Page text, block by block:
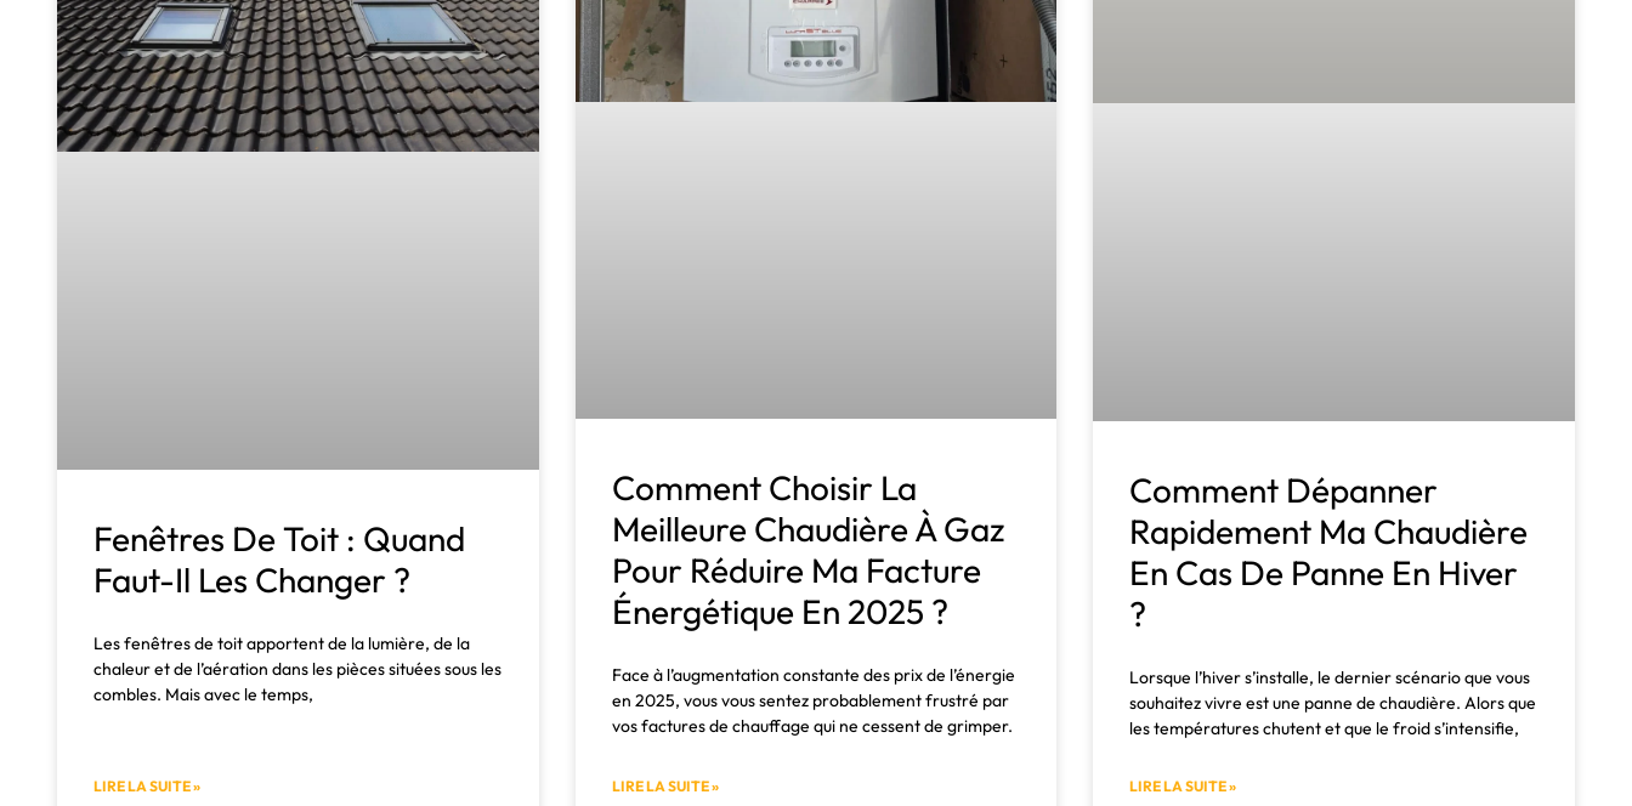
Fenêtres De Toit : Quand
Faut-Il Les Changer ?
Les fenêtres de toit apportent de la lumière, de la
chaleur et de l’aération dans les pièces situées sous les
combles. Mais avec le temps,
LIRE LA SUITE »
Comment Choisir La
Meilleure Chaudière À Gaz
Pour Réduire Ma Facture
Énergétique En 2025 ?
Face à l’augmentation constante des prix de l’énergie
en 2025, vous vous sentez probablement frustré par
vos factures de chauffage qui ne cessent de grimper.
LIRE LA SUITE »
Comment Dépanner
Rapidement Ma Chaudière
En Cas De Panne En Hiver
?
Lorsque l’hiver s’installe, le dernier scénario que vous
souhaitez vivre est une panne de chaudière. Alors que
les températures chutent et que le froid s’intensifie,
LIRE LA SUITE »